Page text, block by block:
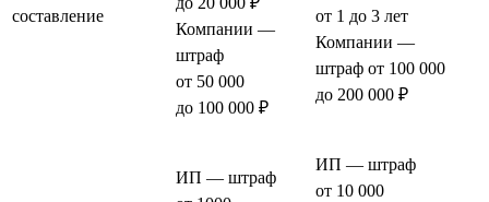
составление
Компании —
штраф
от 50 000
до 100 000 ₽
от 1 до 3 лет
Компании —
штраф от 100 000
до 200 000 ₽
ИП — штраф
ИП — штраф
от 10 000